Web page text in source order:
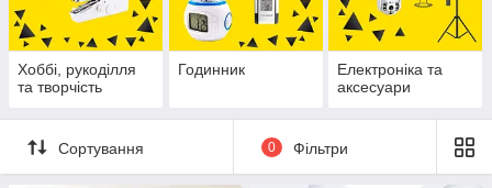
Хоббі, рукоділля
та творчість
Годинник
Електроніка та
аксесуари
Сортування 0 Фільтри